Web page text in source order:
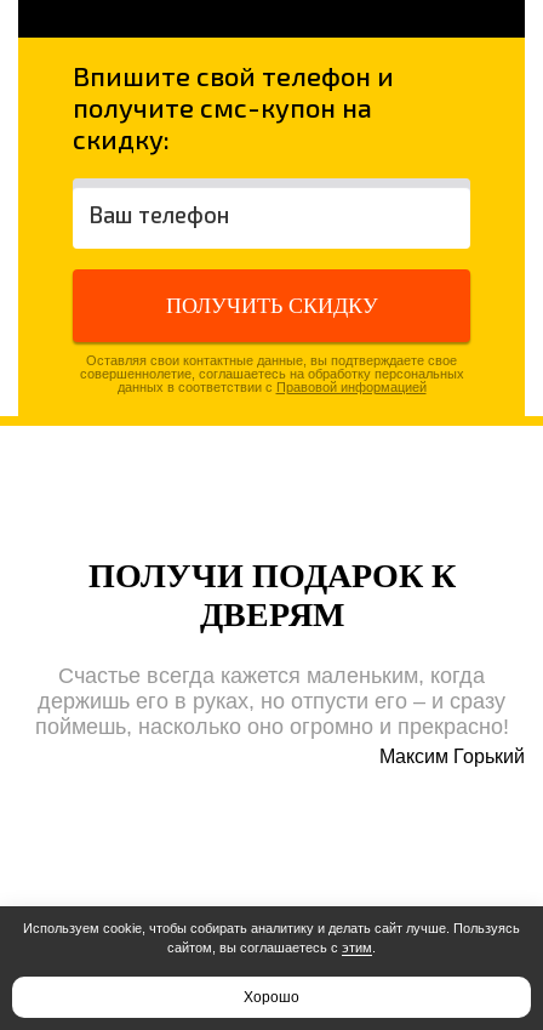
Впишите свой телефон и
получите смс-купон на
скидку:
ПОЛУЧИТЬ СКИДКУ
Оставляя свои контактные данные, вы подтверждаете свое
совершеннолетие, соглашаетесь на обработку персональных
данных в соответствии с Правовой информацией
ПОЛУЧИ ПОДАРОК К
ДВЕРЯМ
Счастье всегда кажется маленьким, когда
держишь его в руках, но отпусти его – и сразу
поймешь, насколько оно огромно и прекрасно!
Максим Горький
Межкомнатные
двери
Используем cookie, чтобы собирать аналитику и делать сайт лучше. Пользуясь
сайтом, вы соглашаетесь с этим
Хорошо